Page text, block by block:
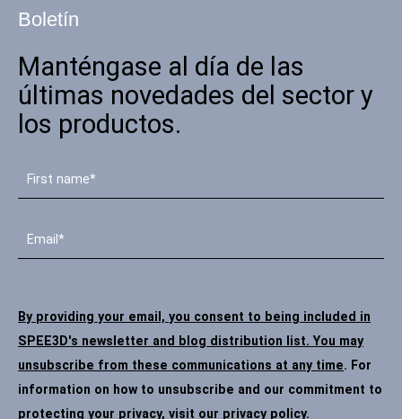
Boletín
Manténgase al día de las
últimas novedades del sector y
los productos.
By providing your email, you consent to being included in
SPEE3D's newsletter and blog distribution list. You may
unsubscribe from these communications at any time. For
information on how to unsubscribe and our commitment to
protecting your privacy, visit our privacy policy.